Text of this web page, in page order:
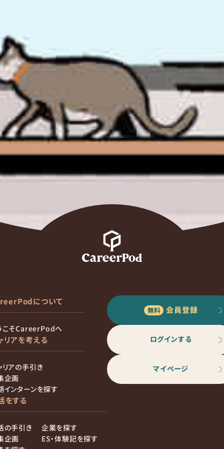
について
こそCareerPodへ
リアを考える
リアの手引き
企画
インターンを探す
をする
の手引き
企画
企業を探す
ES・体験記を探す
会員登録
ログインする
マイページ